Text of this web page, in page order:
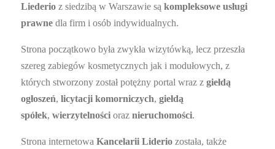
Liederioz siedzibą w Warszawie są kompleksowe usługi
prawnedla firm i osób indywidualnych.
Strona początkowo była zwykła wizytówką, lecz przeszła
szereg zabiegów kosmetycznych jak i modułowych, z
których stworzony został potężny portal wraz z giełdą
ogłoszeń, licytacji komorniczych, giełdą
spółek, wierzytelnościoraz nieruchomości.
Strona internetowa Kancelarii Lideriozostała, także